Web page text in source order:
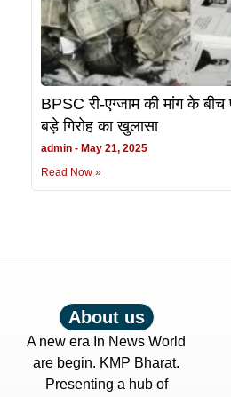
BPSC री-एग्जाम की मांग के
बड़े गिरोह का खुलासा
admin
May 21, 2025
Read Now »
About us
A new era In News World
are begin. KMP Bharat.
Presenting a hub of